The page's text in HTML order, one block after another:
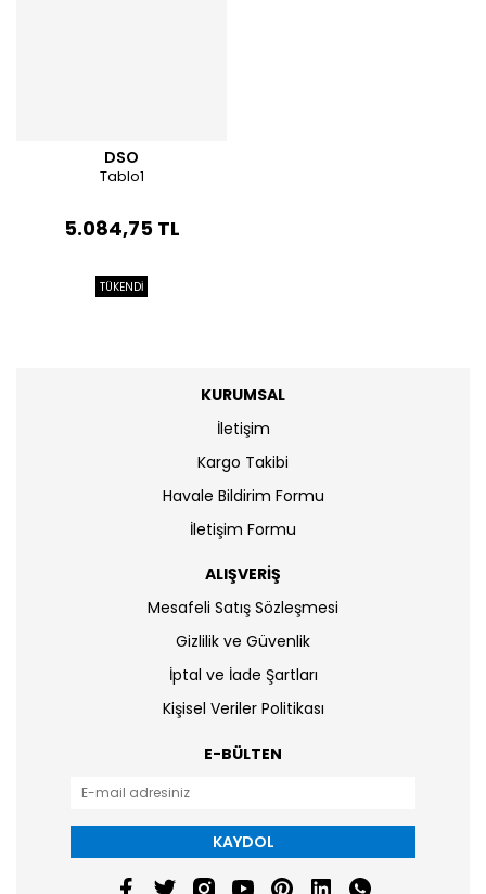
DSO
Tablo1
5.084,75 TL
TÜKENDİ
KURUMSAL
İletişim
Kargo Takibi
Havale Bildirim Formu
İletişim Formu
ALIŞVERİŞ
Mesafeli Satış Sözleşmesi
Gizlilik ve Güvenlik
İptal ve İade Şartları
Kişisel Veriler Politikası
E-BÜLTEN
KAYDOL